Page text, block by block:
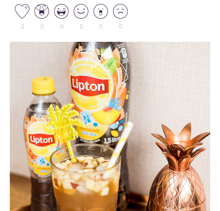
0 0 0 0 0 0